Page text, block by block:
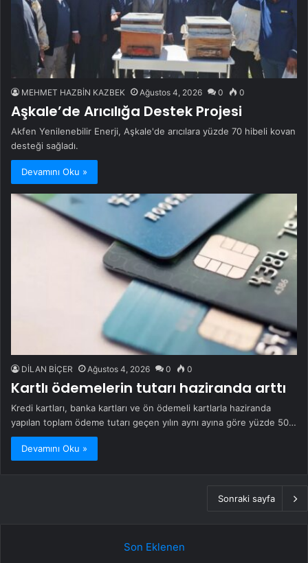
MEHMET HAZBİN KAZBEK Ağustos 4, 2026 0 0
Aşkale’de Arıcılığa Destek Projesi
Akfen Yenilenebilir Enerji, Aşkale'de arıcılara yüzde 70 hibeli kovan
desteği sağladı.
Devamını Oku »
DİLAN BİÇER Ağustos 4, 2026 0 0
Kartlı ödemelerin tutarı haziranda arttı
Kredi kartları, banka kartları ve ön ödemeli kartlarla haziranda
yapılan toplam ödeme tutarı geçen yılın aynı ayına göre yüzde 50…
Devamını Oku »
Sonraki sayfa
Son Eklenen